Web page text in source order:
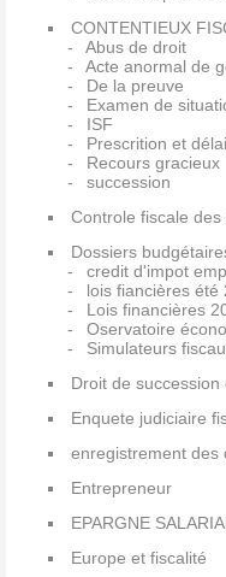
CONTENTIEUX
Abus de droit
Acte anormal de
De la preuve
Examen de
ISF
Prescrition et
Recours gracieux
succession
Controle fiscale
Dossiers
credit d'impot
lois fiancières été
Lois financières
Oservatoire
Simulateurs
Droit de succession
Enquete judiciaire
enregistrement des
Entrepreneur
EPARGNE
Europe et fiscalité